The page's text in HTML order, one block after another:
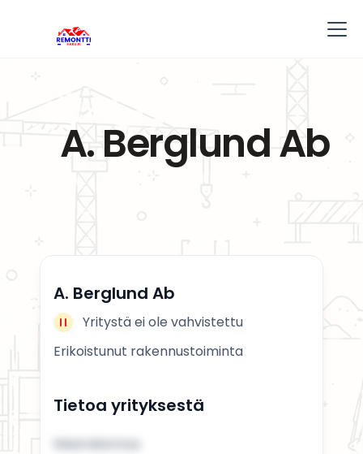
A. Berglund Ab
A. Berglund Ab
Yritystä ei ole vahvistettu
Erikoistunut rakennustoiminta
Tietoa yrityksestä
Maarakennus